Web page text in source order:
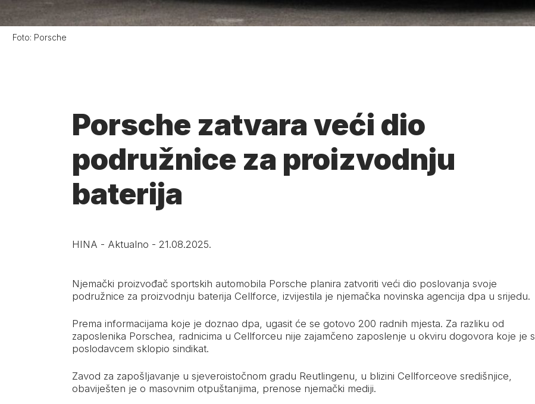
Foto: Porsche
Porsche zatvara veći dio
podružnice za proizvodnju
baterija
HINA - Aktualno - 21.08.2025.
Njemački proizvođač sportskih automobila Porsche planira zatvoriti veći dio poslovanja svoje
podružnice za proizvodnju baterija Cellforce, izvijestila je njemačka novinska agencija dpa u srijedu.
Prema informacijama koje je doznao dpa, ugasit će se gotovo 200 radnih mjesta. Za razliku od
zaposlenika Porschea, radnicima u Cellforceu nije zajamčeno zaposlenje u okviru dogovora koje je s
poslodavcem sklopio sindikat.
Zavod za zapošljavanje u sjeveroistočnom gradu Reutlingenu, u blizini Cellforceove središnjice,
obaviješten je o masovnim otpuštanjima, prenose njemački mediji.